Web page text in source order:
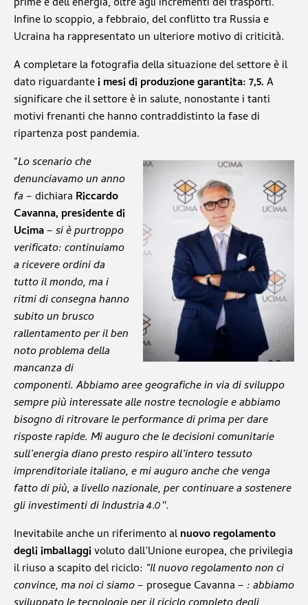
Infine lo scoppio, a febbraio, del conflitto tra Russia e
Ucraina ha rappresentato un ulteriore motivo di criticità.
A completare la fotografia della situazione del settore è il
dato riguardantei mesi di produzione garantita: 7,5.A
significare che il settore è in salute, nonostante i tanti
motivi frenanti che hanno contraddistinto la fase di
ripartenza post pandemia.
“Lo scenario che
denunciavamo un anno
fa– dichiara Riccardo
Cavanna, presidente di
Ucima–si è purtroppo
verificato: continuiamo
a ricevere ordini da
tutto il mondo, ma i
ritmi di consegna hanno
subito un brusco
rallentamento per il ben
noto problema della
mancanza di
componenti. Abbiamo aree geografiche in via di sviluppo
sempre più interessate alle nostre tecnologie e abbiamo
bisogno di ritrovare le performance di prima per dare
risposte rapide. Mi auguro che le decisioni comunitarie
sull’energia diano presto respiro all’intero tessuto
imprenditoriale italiano, e mi auguro anche che venga
fatto di più, a livello nazionale, per continuare a sostenere
gli investimenti di Industria 4.0″.
Inevitabile anche un riferimento alnuovo regolamento
degli imballaggivoluto dall’Unione europea, che privilegia
il riuso a scapito del riciclo: “Il nuovo regolamento non ci
convince, ma noi ci siamo– prosegue Cavanna – : abbiamo